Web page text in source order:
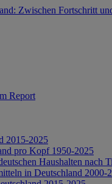
Zwischen Fortschritt
Report
2015-2025
pro Kopf 1950-2025
Haushalten nach
in Deutschland 2000-